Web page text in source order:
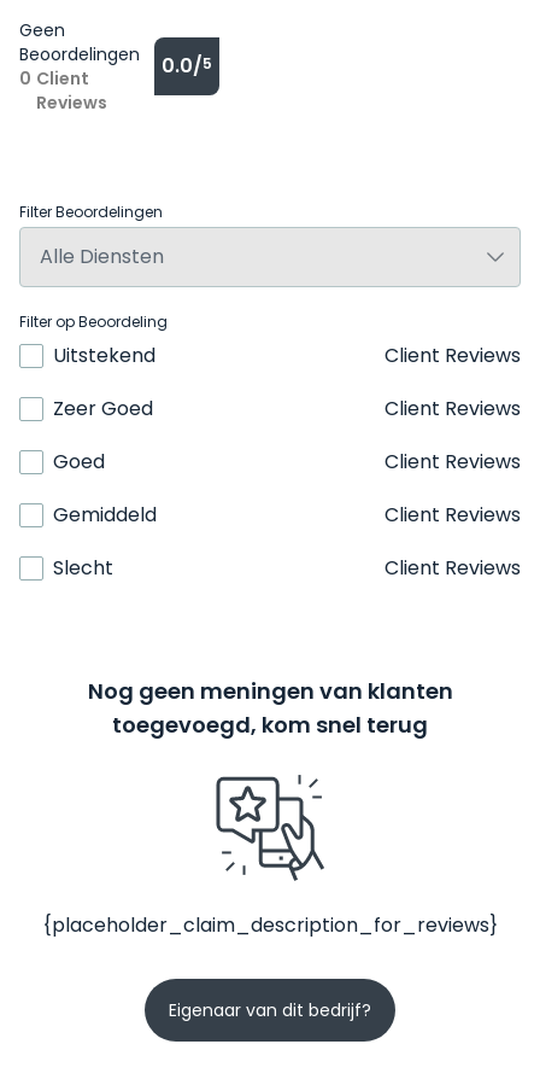
Geen
Beoordelingen
0 Client
Reviews
0.0/5
Filter Beoordelingen
Filter op Beoordeling
Uitstekend
Client Reviews
Zeer Goed
Client Reviews
Goed
Client Reviews
Gemiddeld
Client Reviews
Slecht
Client Reviews
Nog geen meningen van klanten
toegevoegd, kom snel terug
{placeholder_claim_description_for_reviews}
Eigenaar van dit bedrijf?